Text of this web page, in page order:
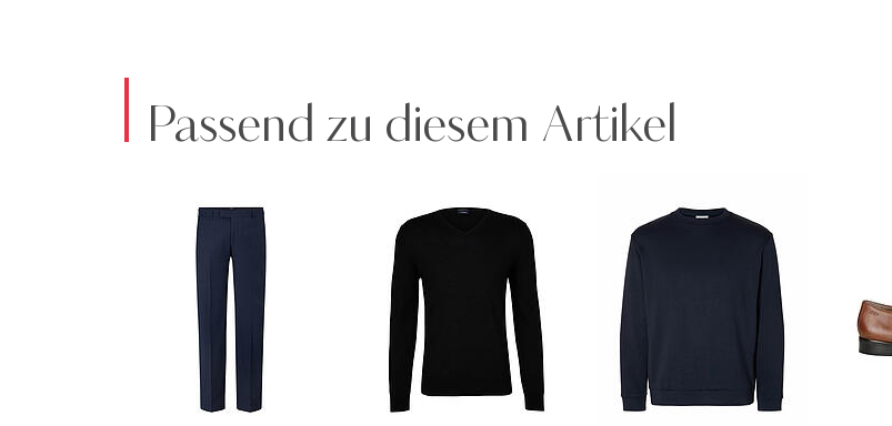
Passend zu diesem Artikel